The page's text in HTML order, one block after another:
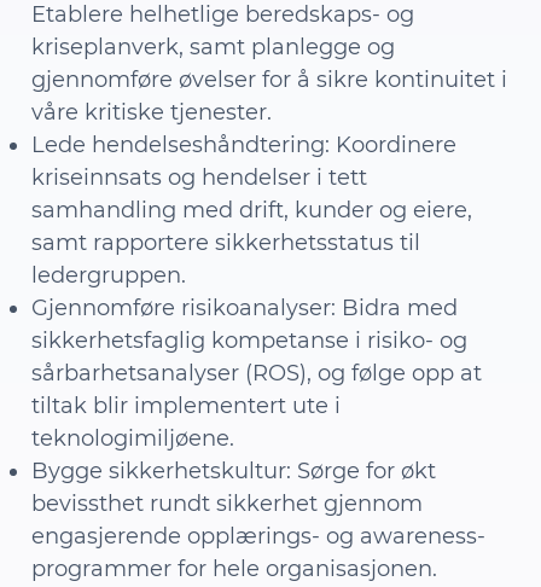
Etablere helhetlige beredskaps- og
kriseplanverk, samt planlegge og
gjennomføre øvelser for å sikre kontinuitet i
våre kritiske tjenester.
Lede hendelseshåndtering: Koordinere
kriseinnsats og hendelser i tett
samhandling med drift, kunder og eiere,
samt rapportere sikkerhetsstatus til
ledergruppen.
Gjennomføre risikoanalyser: Bidra med
sikkerhetsfaglig kompetanse i risiko- og
sårbarhetsanalyser (ROS), og følge opp at
tiltak blir implementert ute i
teknologimiljøene.
Bygge sikkerhetskultur: Sørge for økt
bevissthet rundt sikkerhet gjennom
engasjerende opplærings- og awareness-
programmer for hele organisasjonen.